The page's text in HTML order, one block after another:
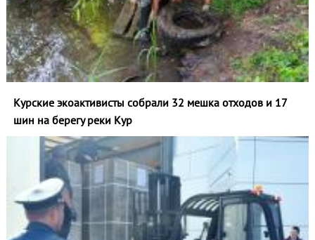
Курские экоактивисты собрали 32 мешка отходов и 17
шин на берегу реки Кур